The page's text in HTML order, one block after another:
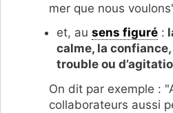
mer que nous
et, au sens figuré :
calme, la
trouble ou
On dit par exemple :
collaborateurs aussi